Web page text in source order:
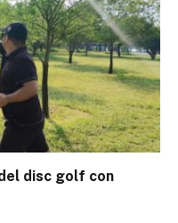
disc golf con